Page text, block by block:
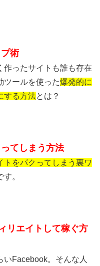
術
作ったサイトも誰も存在
ツールを使った爆発的に
する方法とは？
てしまう方法
トをパクってしまう裏ワ
。
リエイトして稼ぐ方
Facebook。そんな人